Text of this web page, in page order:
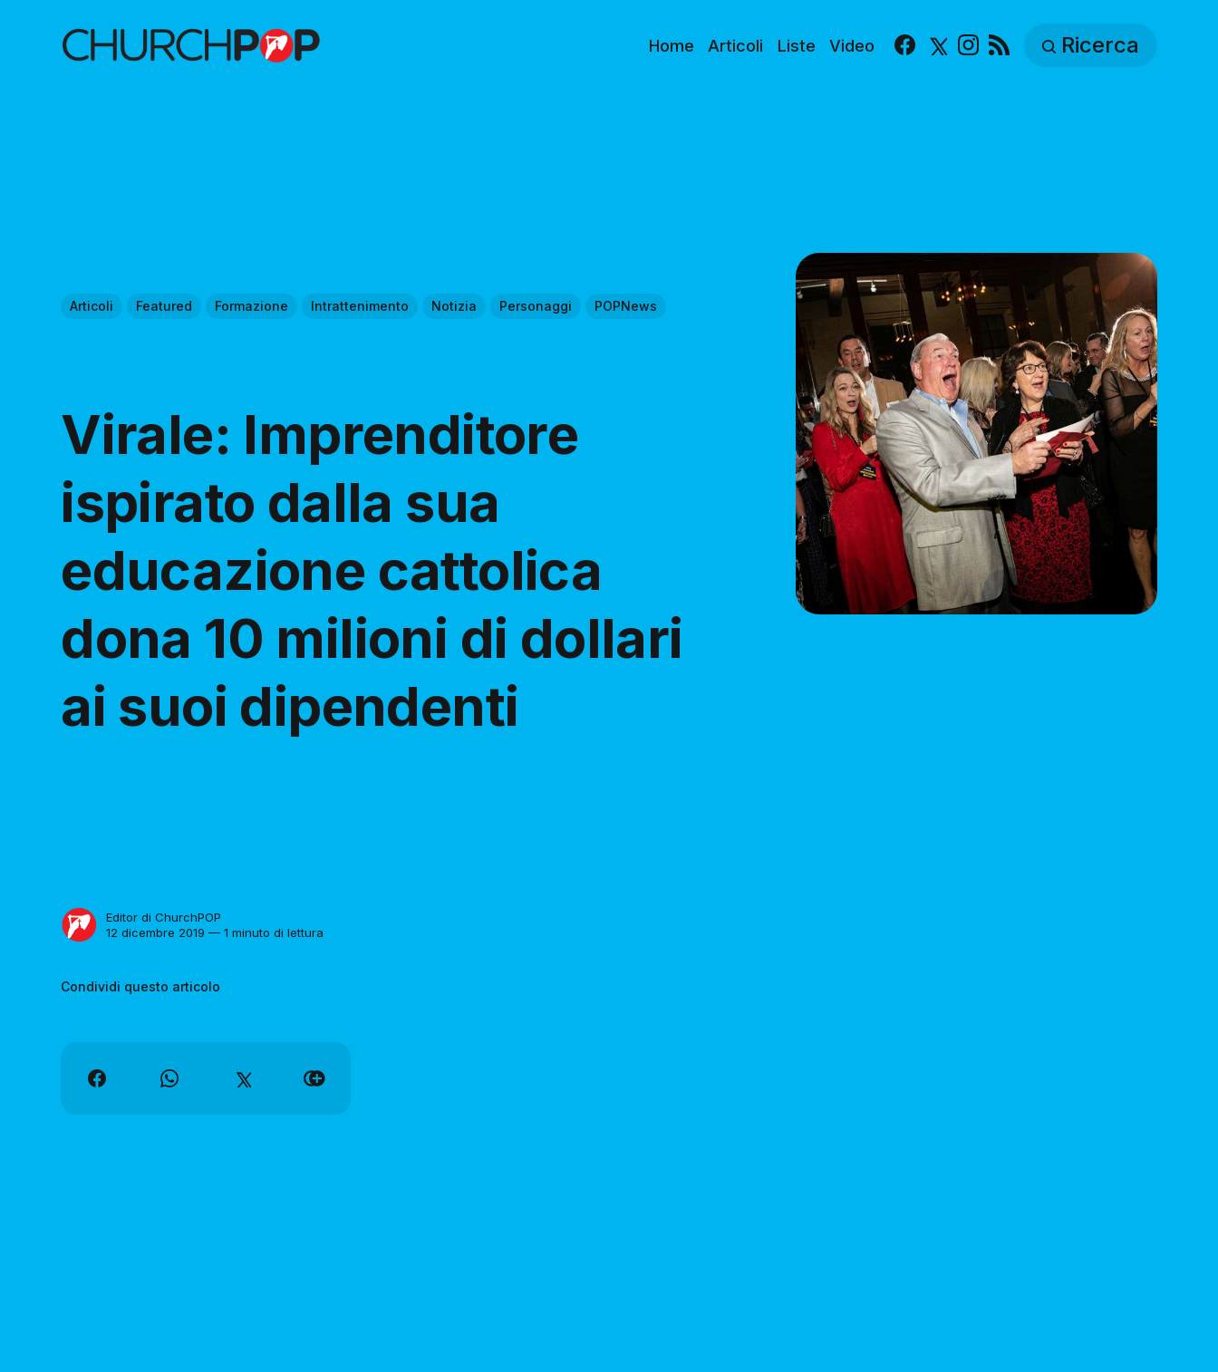
Home Articoli Liste Video Facebook
X Instagram Ricerca
Articoli Featured Formazione Intrattenimento Notizia Personaggi POPNews
Virale: Imprenditore
ispirato dalla sua
educazione cattolica
dona 10 milioni di dollari
ai suoi dipendenti
Editor di ChurchPOP
12 dicembre 2019 — 1 minuto di lettura
Condividi questo articolo